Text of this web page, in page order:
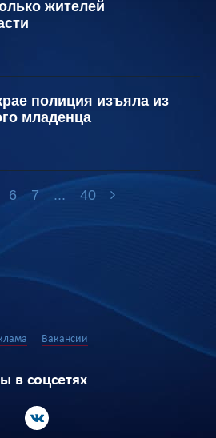
жителей
полиция изъяла из
младенца
6 7 ... 40
Вакансии
в соцсетях